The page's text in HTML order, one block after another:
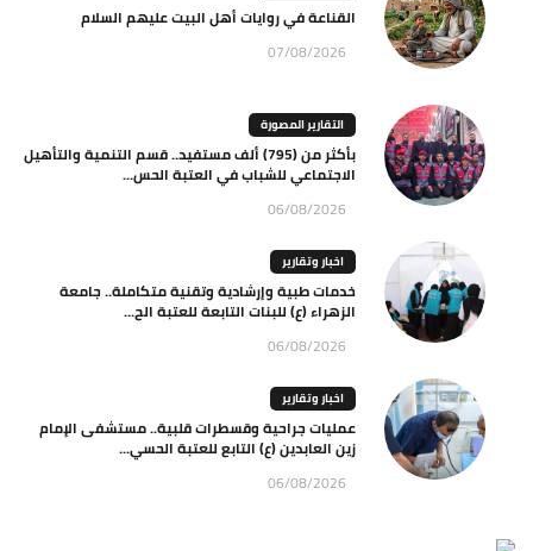
القناعة في روايات أهل البيت عليهم السلام
07/08/2026
التقارير المصورة
بأكثر من (795) ألف مستفيد.. قسم التنمية والتأهيل
الاجتماعي للشباب في العتبة الحس...
06/08/2026
اخبار وتقارير
خدمات طبية وإرشادية وتقنية متكاملة.. جامعة
الزهراء (ع) للبنات التابعة للعتبة الح...
06/08/2026
اخبار وتقارير
عمليات جراحية وقسطرات قلبية.. مستشفى الإمام
زين العابدين (ع) التابع للعتبة الحسي...
06/08/2026